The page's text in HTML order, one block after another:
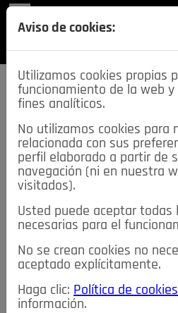
SECCIONES
≡NOTICIAS
NOTICIAS SERVICIOS DE
TABLÓN DE ANUNCIOS MIS
NOSOTROS
Aviso de cookies:
Utilizamos cookies propias
funcionamiento de la web y
fines analíticos.
No utilizamos cookies para
relacionada con sus
perfil elaborado a partir de
navegación (ni en nuestra
visitados).
Usted puede aceptar todas
necesarias para el
No se crean cookies no
aceptado explícitamente.
Haga clic: Política de cookies
información.